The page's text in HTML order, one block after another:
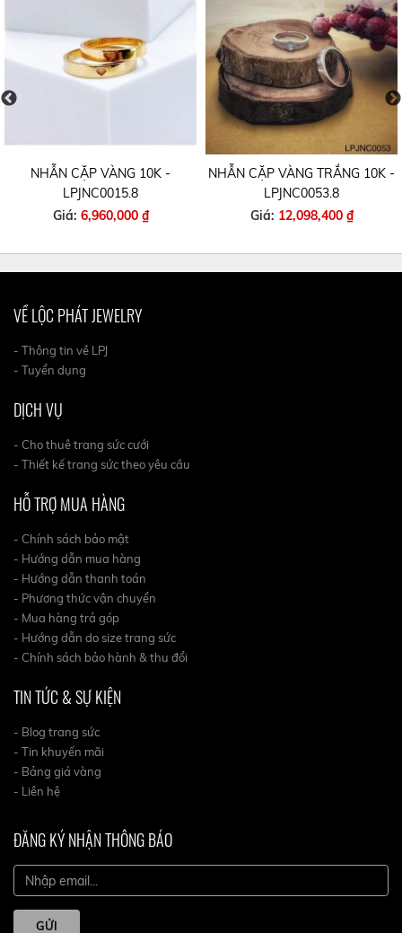
NHẪN CẶP VÀNG 10K -
LPJNC0015.8
Giá: 6,960,000 ₫
NHẪN CẶP VÀNG TRẮNG 10K -
LPJNC0053.8
Giá: 12,098,400 ₫
VỀ LỘC PHÁT JEWELRY
- Thông tin về LPJ
- Tuyển dụng
DỊCH VỤ
- Cho thuê trang sức cưới
- Thiết kế trang sức theo yêu cầu
HỖ TRỢ MUA HÀNG
- Chính sách bảo mật
- Hướng dẫn mua hàng
- Hướng dẫn thanh toán
- Phương thức vận chuyển
- Mua hàng trả góp
- Hướng dẫn do size trang sức
- Chính sách bảo hành & thu đổi
TIN TỨC & SỰ KIỆN
- Blog trang sức
- Tin khuyến mãi
- Bảng giá vàng
- Liên hệ
ĐĂNG KÝ NHẬN THÔNG BÁO
GỬI